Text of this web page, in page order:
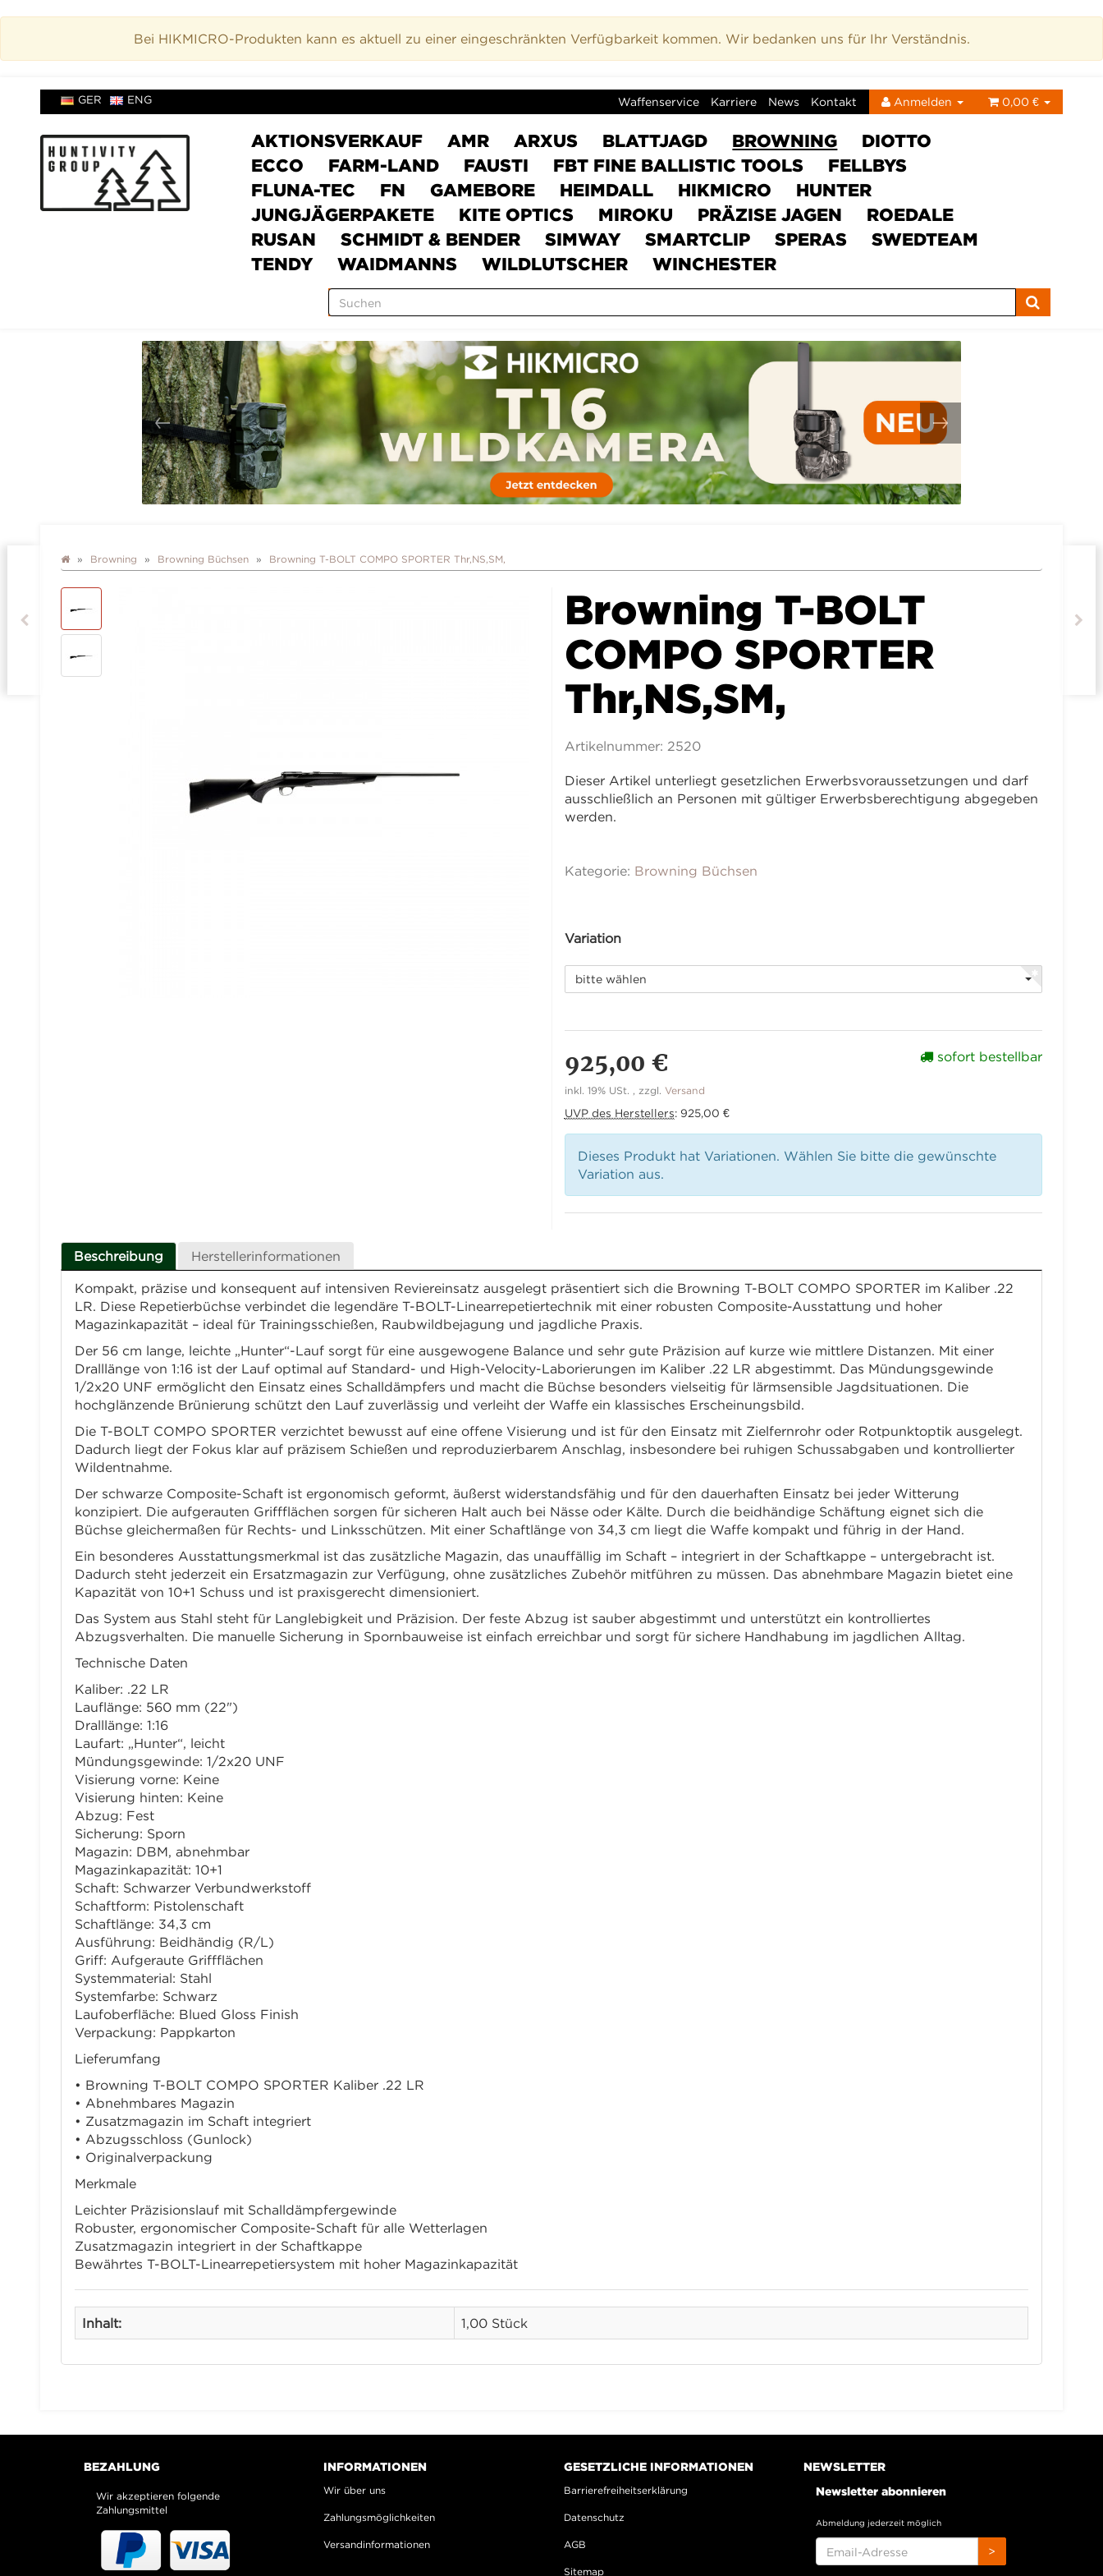
Bei HIKMICRO-Produkten kann es aktuell zu einer eingeschränkten Verfügbarkeit kommen. Wir bedanken uns für Ihr Verständnis.
GER ENG Waffenservice Karriere News Kontakt Anmelden 0,00 €
AKTIONSVERKAUF AMR ARXUS BLATTJAGD BROWNING
DIOTTO
ECCO
FARM-LAND FAUSTI FBT FINE BALLISTIC TOOLS
FELLBYS
FLUNA-TEC
FN GAMEBORE HEIMDALL HIKMICRO
HUNTER
JUNGJÄGERPAKETE
KITE OPTICS MIROKU PRÄZISE JAGEN
ROEDALE
RUSAN
SCHMIDT & BENDER SIMWAY SMARTCLIP SPERAS
SWEDTEAM
TENDY
WAIDMANNS WILDLUTSCHER WINCHESTER
Browning Browning Büchsen Browning T-BOLT COMPO SPORTER Thr,NS,SM,
Browning T-BOLT
COMPO SPORTER
Thr,NS,SM,
Artikelnummer: 2520
Dieser Artikel unterliegt gesetzlichen Erwerbsvoraussetzungen und darf
ausschließlich an Personen mit gültiger Erwerbsberechtigung abgegeben
werden.
Kategorie: Browning Büchsen
Variation
bitte wählen
925,00 €
inkl. 19% USt. , zzgl. Versand
UVP des Herstellers: 925,00 €
sofort bestellbar
Dieses Produkt hat Variationen. Wählen Sie bitte die gewünschte
Variation aus.
Beschreibung Herstellerinformationen
Kompakt, präzise und konsequent auf intensiven Reviereinsatz ausgelegt präsentiert sich die Browning T-BOLT COMPO SPORTER im Kaliber .22
LR. Diese Repetierbüchse verbindet die legendäre T-BOLT-Linearrepetiertechnik mit einer robusten Composite-Ausstattung und hoher
Magazinkapazität – ideal für Trainingsschießen, Raubwildbejagung und jagdliche Praxis.
Der 56 cm lange, leichte „Hunter“-Lauf sorgt für eine ausgewogene Balance und sehr gute Präzision auf kurze wie mittlere Distanzen. Mit einer
Dralllänge von 1:16 ist der Lauf optimal auf Standard- und High-Velocity-Laborierungen im Kaliber .22 LR abgestimmt. Das Mündungsgewinde
1/2x20 UNF ermöglicht den Einsatz eines Schalldämpfers und macht die Büchse besonders vielseitig für lärmsensible Jagdsituationen. Die
hochglänzende Brünierung schützt den Lauf zuverlässig und verleiht der Waffe ein klassisches Erscheinungsbild.
Die T-BOLT COMPO SPORTER verzichtet bewusst auf eine offene Visierung und ist für den Einsatz mit Zielfernrohr oder Rotpunktoptik ausgelegt.
Dadurch liegt der Fokus klar auf präzisem Schießen und reproduzierbarem Anschlag, insbesondere bei ruhigen Schussabgaben und kontrollierter
Wildentnahme.
Der schwarze Composite-Schaft ist ergonomisch geformt, äußerst widerstandsfähig und für den dauerhaften Einsatz bei jeder Witterung
konzipiert. Die aufgerauten Griffflächen sorgen für sicheren Halt auch bei Nässe oder Kälte. Durch die beidhändige Schäftung eignet sich die
Büchse gleichermaßen für Rechts- und Linksschützen. Mit einer Schaftlänge von 34,3 cm liegt die Waffe kompakt und führig in der Hand.
Ein besonderes Ausstattungsmerkmal ist das zusätzliche Magazin, das unauffällig im Schaft – integriert in der Schaftkappe – untergebracht ist.
Dadurch steht jederzeit ein Ersatzmagazin zur Verfügung, ohne zusätzliches Zubehör mitführen zu müssen. Das abnehmbare Magazin bietet eine
Kapazität von 10+1 Schuss und ist praxisgerecht dimensioniert.
Das System aus Stahl steht für Langlebigkeit und Präzision. Der feste Abzug ist sauber abgestimmt und unterstützt ein kontrolliertes
Abzugsverhalten. Die manuelle Sicherung in Spornbauweise ist einfach erreichbar und sorgt für sichere Handhabung im jagdlichen Alltag.
Technische Daten
Kaliber: .22 LR
Lauflänge: 560 mm (22")
Dralllänge: 1:16
Laufart: „Hunter“, leicht
Mündungsgewinde: 1/2x20 UNF
Visierung vorne: Keine
Visierung hinten: Keine
Abzug: Fest
Sicherung: Sporn
Magazin: DBM, abnehmbar
Magazinkapazität: 10+1
Schaft: Schwarzer Verbundwerkstoff
Schaftform: Pistolenschaft
Schaftlänge: 34,3 cm
Ausführung: Beidhändig (R/L)
Griff: Aufgeraute Griffflächen
Systemmaterial: Stahl
Systemfarbe: Schwarz
Laufoberfläche: Blued Gloss Finish
Verpackung: Pappkarton
Lieferumfang
• Browning T-BOLT COMPO SPORTER Kaliber .22 LR
• Abnehmbares Magazin
• Zusatzmagazin im Schaft integriert
• Abzugsschloss (Gunlock)
• Originalverpackung
Merkmale
Leichter Präzisionslauf mit Schalldämpfergewinde
Robuster, ergonomischer Composite-Schaft für alle Wetterlagen
Zusatzmagazin integriert in der Schaftkappe
Bewährtes T-BOLT-Linearrepetiersystem mit hoher Magazinkapazität
Inhalt: 1,00 Stück
BEZAHLUNG
Wir akzeptieren folgende
Zahlungsmittel
INFORMATIONEN
Wir über uns
Zahlungsmöglichkeiten
Versandinformationen
GESETZLICHE INFORMATIONEN
Barrierefreiheitserklärung
Datenschutz
AGB
Sitemap
NEWSLETTER
Newsletter abonnieren
Abmeldung jederzeit möglich
ADRESSE
>